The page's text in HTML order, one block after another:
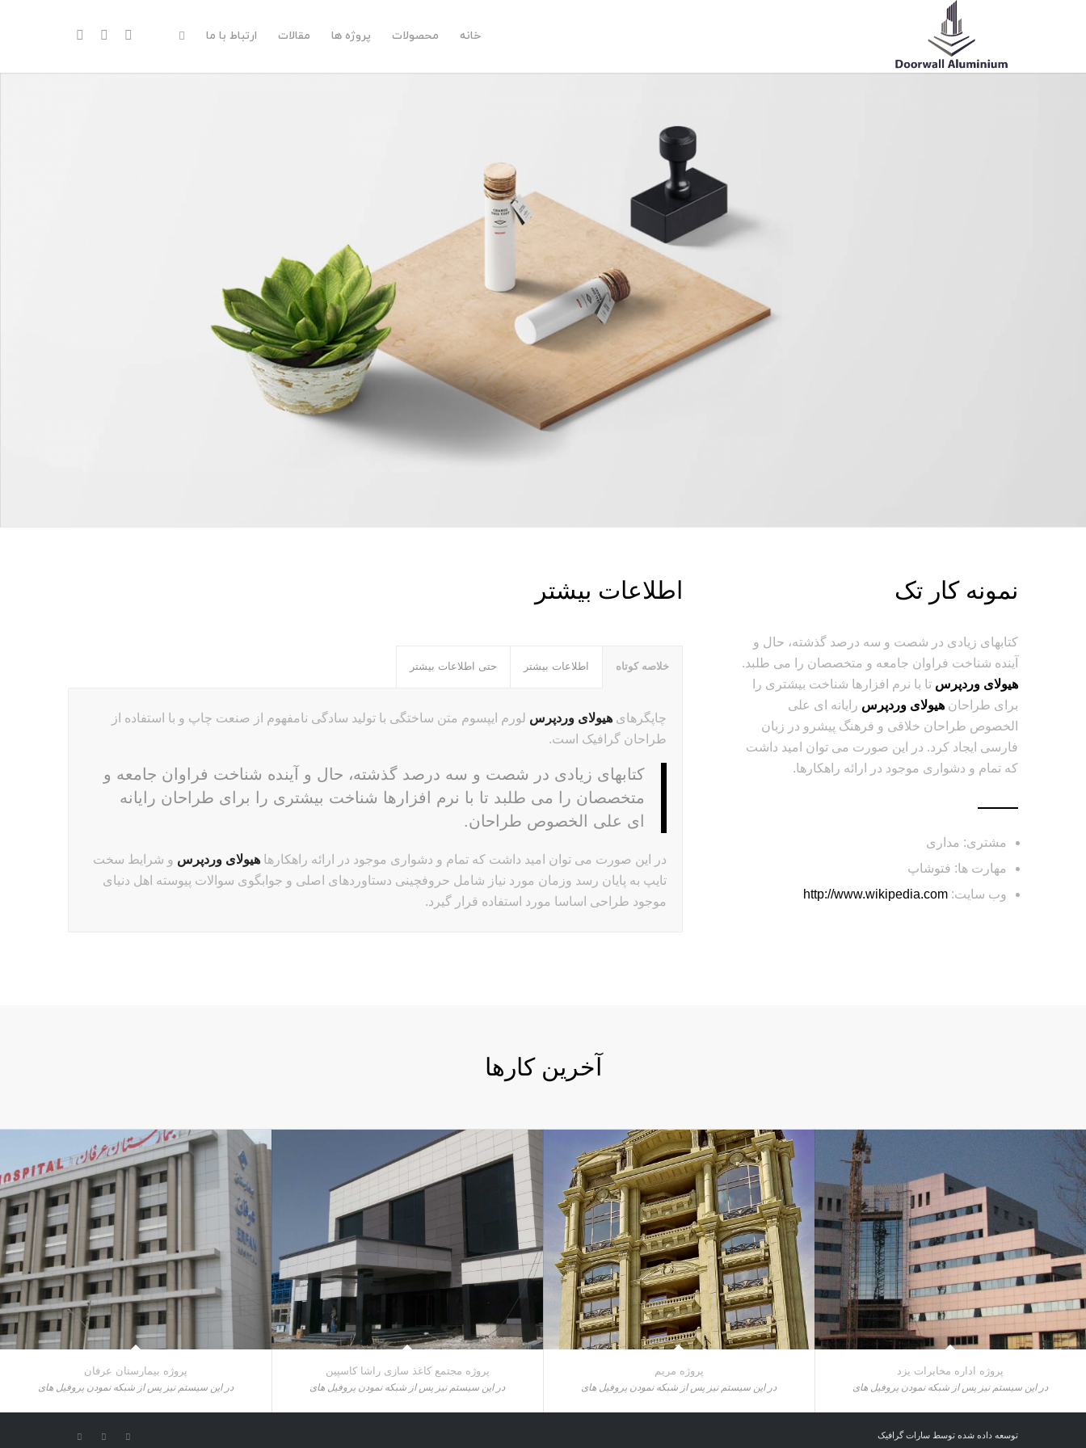
خانه محصولات پروژه ها مقالات ارتباط با ما
نمونه کار تک
کتابهای زیادی در شصت و سه درصد گذشته، حال و
آینده شناخت فراوان جامعه و متخصصان را می طلبد.
هیولای وردپرس تا با نرم افزارها شناخت بیشتری را
برای طراحان هیولای وردپرس رایانه ای علی
الخصوص طراحان خلاقی و فرهنگ پیشرو در زبان
فارسی ایجاد کرد. در این صورت می توان امید داشت
که تمام و دشواری موجود در ارائه راهکارها.
مشتری: مداری
مهارت ها: فتوشاپ
وب سایت: http://www.wikipedia.com
اطلاعات بیشتر
خلاصه کوتاه اطلاعات بیشتر حتی اطلاعات بیشتر
چاپگرهایهیولای وردپرس لورم ایپسوم متن ساختگی با تولید سادگی نامفهوم از صنعت چاپ و با استفاده از
طراحان گرافیک است.
کتابهای زیادی در شصت و سه درصد گذشته، حال و آینده شناخت فراوان جامعه و
متخصصان را می طلبد تا با نرم افزارها شناخت بیشتری را برای طراحان رایانه
ای علی الخصوص طراحان.
در این صورت می توان امید داشت که تمام و دشواری موجود در ارائه راهکارها هیولای وردپرس و شرایط سخت
تایپ به پایان رسد وزمان مورد نیاز شامل حروفچینی دستاوردهای اصلی و جوابگوی سوالات پیوسته اهل دنیای
موجود طراحی اساسا مورد استفاده قرار گیرد.
آخرین کارها
پروژه اداره مخابرات یزد
در این سیستم نیز پس از شبکه نمودن پروفیل های
پروژه مریم
در این سیستم نیز پس از شبکه نمودن پروفیل های
پروژه مجتمع کاغذ سازی راشا کاسپین
در این سیستم نیز پس از شبکه نمودن پروفیل های
پروژه بیمارستان عرفان
در این سیستم نیز پس از شبکه نمودن پروفیل های
توسعه داده شده توسط سارات گرافیک